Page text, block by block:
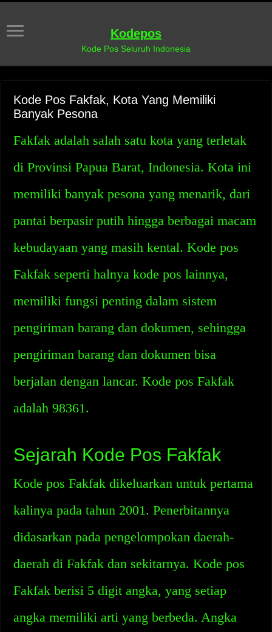
Kodepos
Kode Pos Seluruh Indonesia
Kode Pos Fakfak, Kota Yang Memiliki
Banyak Pesona
Fakfak adalah salah satu kota yang terletak
di Provinsi Papua Barat, Indonesia. Kota ini
memiliki banyak pesona yang menarik, dari
pantai berpasir putih hingga berbagai macam
kebudayaan yang masih kental. Kode pos
Fakfak seperti halnya kode pos lainnya,
memiliki fungsi penting dalam sistem
pengiriman barang dan dokumen, sehingga
pengiriman barang dan dokumen bisa
berjalan dengan lancar. Kode pos Fakfak
adalah 98361.
Sejarah Kode Pos Fakfak
Kode pos Fakfak dikeluarkan untuk pertama
kalinya pada tahun 2001. Penerbitannya
didasarkan pada pengelompokan daerah-
daerah di Fakfak dan sekitarnya. Kode pos
Fakfak berisi 5 digit angka, yang setiap
angka memiliki arti yang berbeda. Angka